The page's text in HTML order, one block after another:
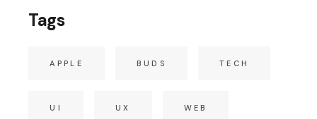
Tags
APPLE BUDS TECH
UI UX WEB